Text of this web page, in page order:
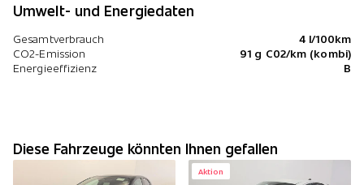
Umwelt- und Energiedaten
Gesamtverbrauch
4 l/100km
CO2-Emission
91 g C02/km (kombi)
Energieeffizienz
B
Diese Fahrzeuge könnten Ihnen gefallen
Aktion